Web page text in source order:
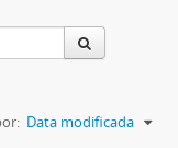
Data modificada